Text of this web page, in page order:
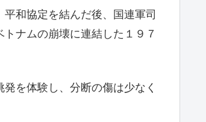
和協定を結んだ後、国連軍司
ナムの崩壊に連結した１９７
を体験し、分断の傷は少なく